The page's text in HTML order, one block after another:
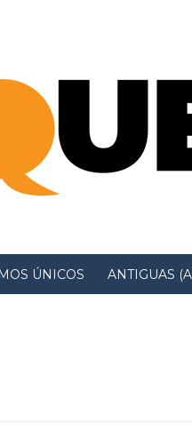
ÚNICOS ANTIGUAS